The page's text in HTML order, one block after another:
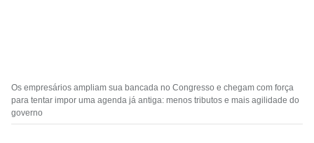
Os empresários ampliam sua bancada no Congresso e chegam com força
para tentar impor uma agenda já antiga: menos tributos e mais agilidade do
governo